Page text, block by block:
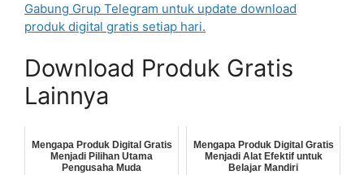
Gabung Grup Telegram untuk update download
produk digital gratis setiap hari.
Download Produk Gratis
Lainnya
Mengapa Produk Digital Gratis
Menjadi Pilihan Utama
Pengusaha Muda
Mengapa Produk Digital Gratis
Menjadi Alat Efektif untuk
Belajar Mandiri